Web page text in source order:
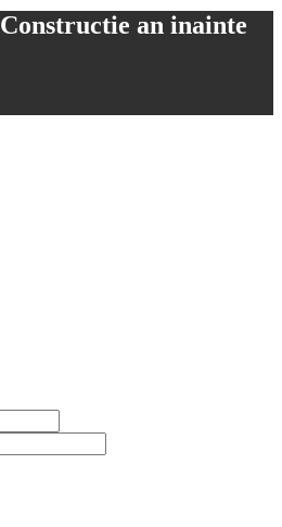
Constructie an inainte